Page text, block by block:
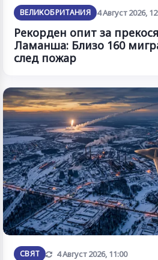
ВЕЛИКОБРИТАНИЯ 4 Август 2026,
Рекорден опит за
Ламанша: Близо 160
след пожар
СВЯТ Обновена
4 Август 2026, 11:00